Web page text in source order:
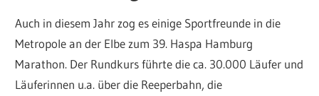
Auch in diesem Jahr zog es einige Sportfreunde in die
Metropole an der Elbe zum 39. Haspa Hamburg
Marathon. Der Rundkurs führte die ca. 30.000 Läufer und
Läuferinnen u.a. über die Reeperbahn, die